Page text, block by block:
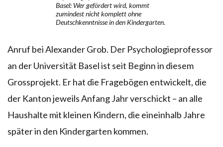
Basel: Wer gefördert wird, kommt
zumindest nicht komplett ohne
Deutschkenntnisse in den Kindergarten.
Anruf bei Alexander Grob. Der Psychologieprofessor
an der Universität Basel ist seit Beginn in diesem
Grossprojekt. Er hat die Fragebögen entwickelt, die
der Kanton jeweils Anfang Jahr verschickt – an alle
Haushalte mit kleinen Kindern, die eineinhalb Jahre
später in den Kindergarten kommen.